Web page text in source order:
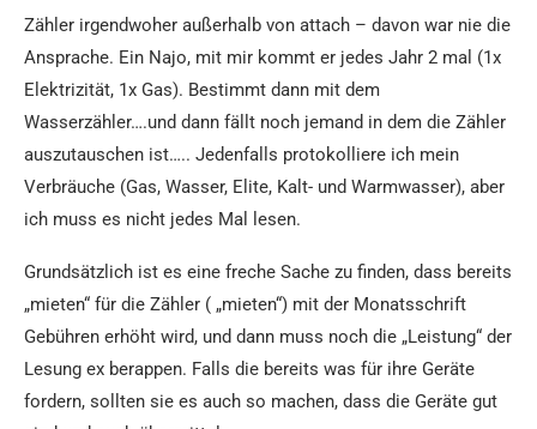
Zähler irgendwoher außerhalb von attach – davon war nie die
Ansprache. Ein Najo, mit mir kommt er jedes Jahr 2 mal (1x
Elektrizität, 1x Gas). Bestimmt dann mit dem
Wasserzähler….und dann fällt noch jemand in dem die Zähler
auszutauschen ist….. Jedenfalls protokolliere ich mein
Verbräuche (Gas, Wasser, Elite, Kalt- und Warmwasser), aber
ich muss es nicht jedes Mal lesen.
Grundsätzlich ist es eine freche Sache zu finden, dass bereits
„mieten“ für die Zähler ( „mieten“) mit der Monatsschrift
Gebühren erhöht wird, und dann muss noch die „Leistung“ der
Lesung ex berappen. Falls die bereits was für ihre Geräte
fordern, sollten sie es auch so machen, dass die Geräte gut